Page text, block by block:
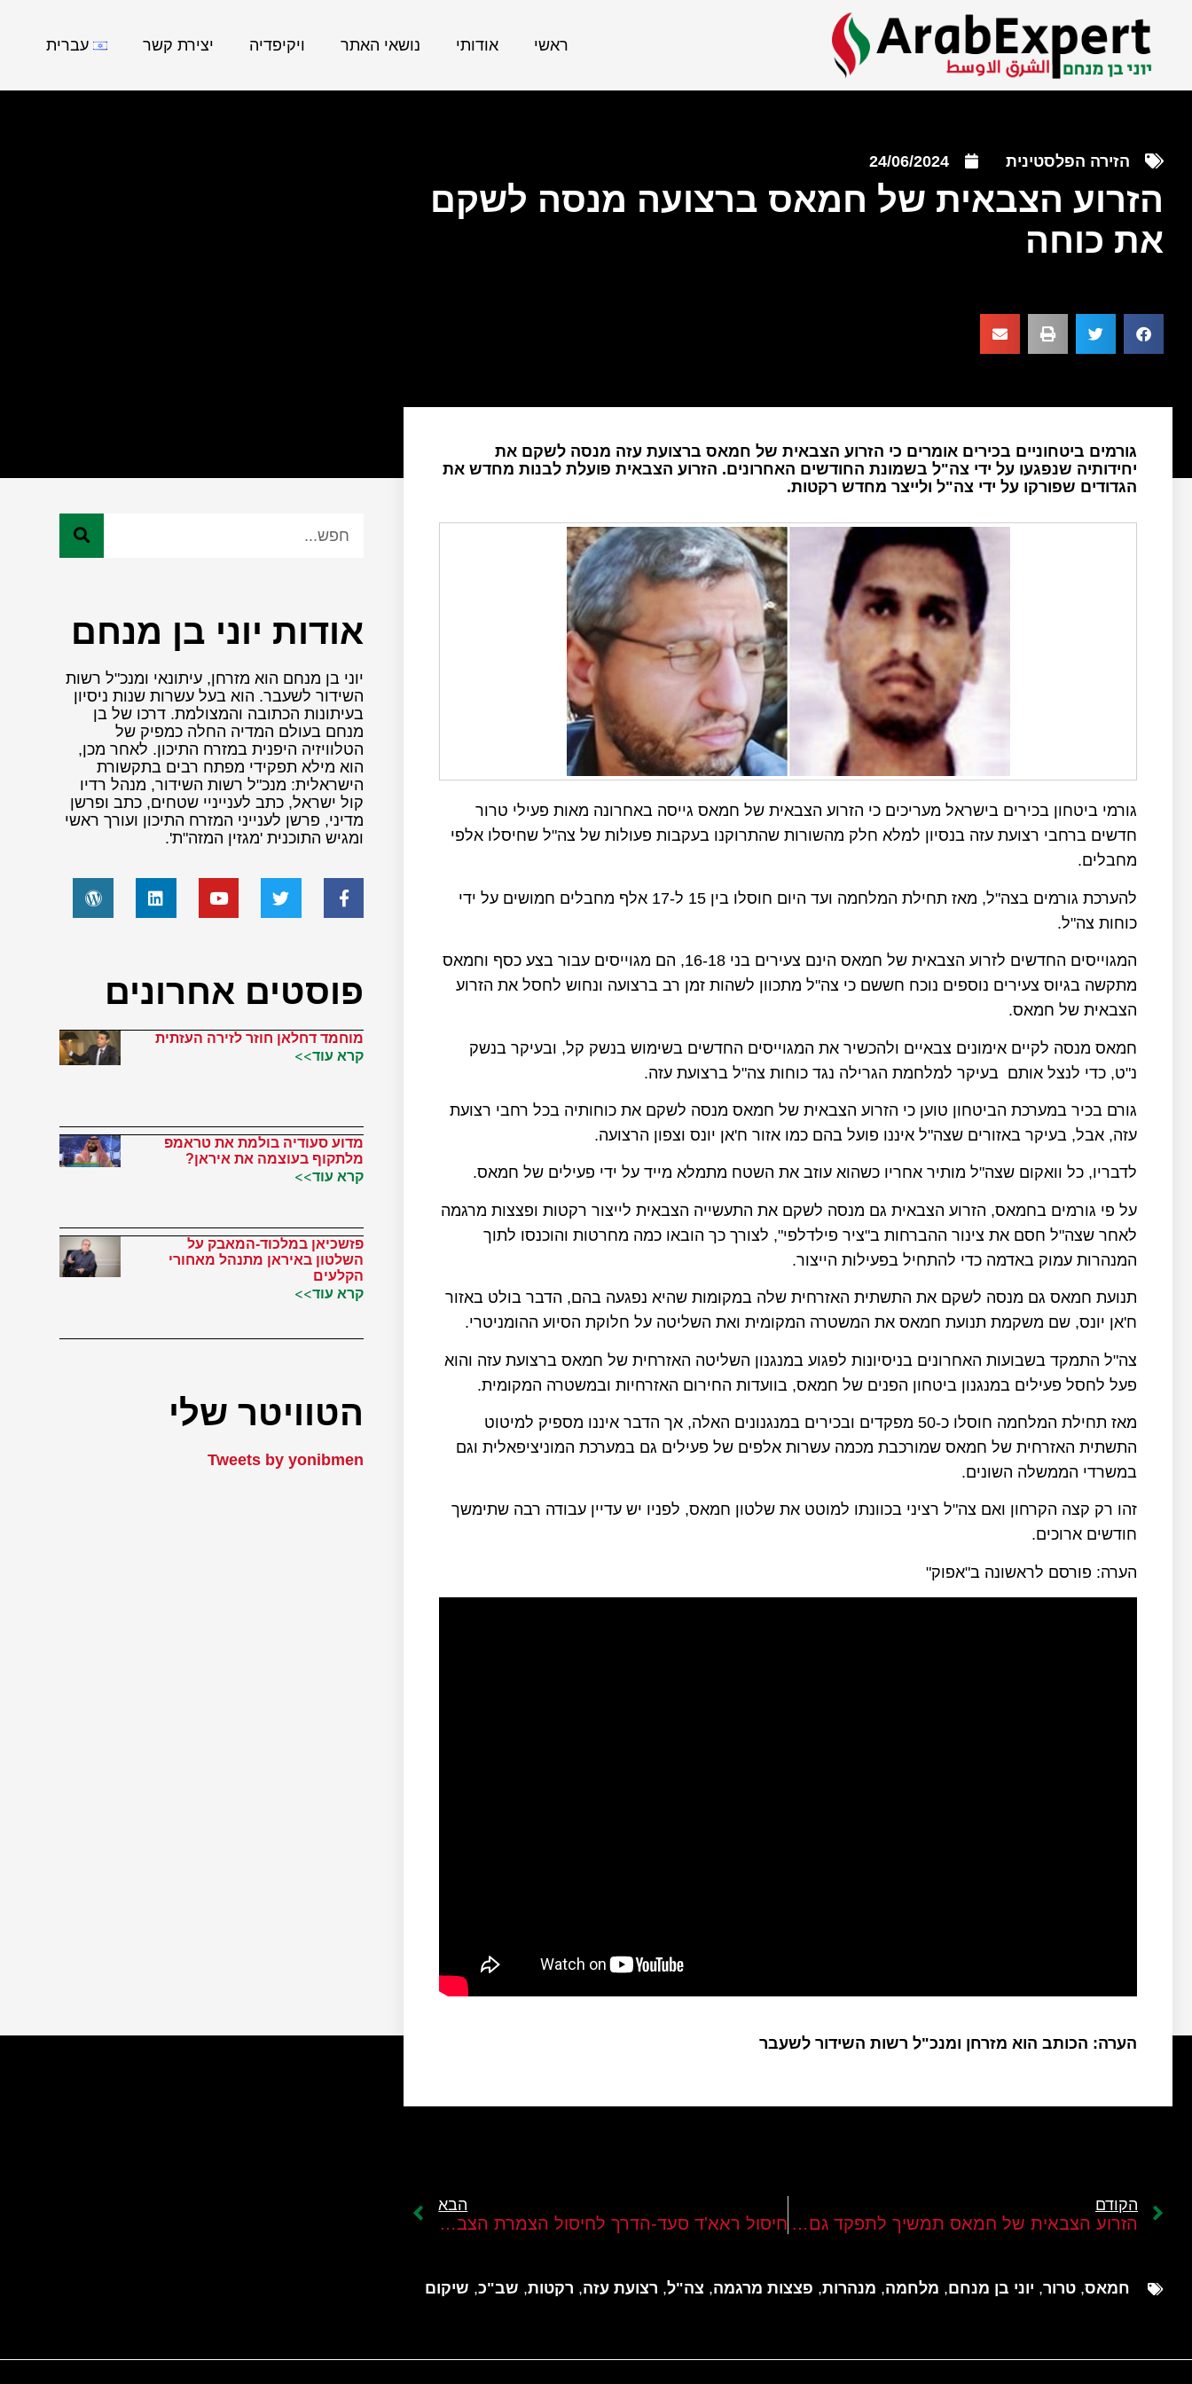
ראשי אודותי נושאי האתר ויקיפדיה יצירת קשר עברית
הזירה הפלסטינית 24/06/2024
הזרוע הצבאית של חמאס ברצועה מנסה לשקם
את כוחה
גורמים ביטחוניים בכירים אומרים כי הזרוע הצבאית של חמאס ברצועת עזה מנסה לשקם את
יחידותיה שנפגעו על ידי צה"ל בשמונת החודשים האחרונים. הזרוע הצבאית פועלת לבנות מחדש את
הגדודים שפורקו על ידי צה"ל ולייצר מחדש רקטות.
גורמי ביטחון בכירים בישראל מעריכים כי הזרוע הצבאית של חמאס גייסה באחרונה מאות פעילי טרור
חדשים ברחבי רצועת עזה בנסיון למלא חלק מהשורות שהתרוקנו בעקבות פעולות של צה"ל שחיסלו אלפי
מחבלים.
להערכת גורמים בצה"ל, מאז תחילת המלחמה ועד היום חוסלו בין 15 ל-17 אלף מחבלים חמושים על ידי
כוחות צה"ל.
המגוייסים החדשים לזרוע הצבאית של חמאס הינם צעירים בני 16-18, הם מגוייסים עבור בצע כסף וחמאס
מתקשה בגיוס צעירים נוספים נוכח חששם כי צה"ל מתכוון לשהות זמן רב ברצועה ונחוש לחסל את הזרוע
הצבאית של חמאס.
חמאס מנסה לקיים אימונים צבאיים ולהכשיר את המגוייסים החדשים בשימוש בנשק קל, ובעיקר בנשק
נ"ט, כדי לנצל אותם בעיקר למלחמת הגרילה נגד כוחות צה"ל ברצועת עזה.
גורם בכיר במערכת הביטחון טוען כי הזרוע הצבאית של חמאס מנסה לשקם את כוחותיה בכל רחבי רצועת
עזה, אבל, בעיקר באזורים שצה"ל איננו פועל בהם כמו אזור ח'אן יונס וצפון הרצועה.
לדבריו, כל וואקום שצה"ל מותיר אחריו כשהוא עוזב את השטח מתמלא מייד על ידי פעילים של חמאס.
על פי גורמים בחמאס, הזרוע הצבאית גם מנסה לשקם את התעשייה הצבאית לייצור רקטות ופצצות מרגמה
לאחר שצה"ל חסם את צינור ההברחות ב"ציר פילדלפי", לצורך כך הובאו כמה מחרטות והוכנסו לתוך
המנהרות עמוק באדמה כדי להתחיל בפעילות הייצור.
תנועת חמאס גם מנסה לשקם את התשתית האזרחית שלה במקומות שהיא נפגעה בהם, הדבר בולט באזור
ח'אן יונס, שם משקמת תנועת חמאס את המשטרה המקומית ואת השליטה על חלוקת הסיוע ההומניטרי.
צה"ל התמקד בשבועות האחרונים בניסיונות לפגוע במנגנון השליטה האזרחית של חמאס ברצועת עזה והוא
פעל לחסל פעילים במנגנון ביטחון הפנים של חמאס, בוועדות החירום האזרחיות ובמשטרה המקומית.
מאז תחילת המלחמה חוסלו כ-50 מפקדים ובכירים במנגנונים האלה, אך הדבר איננו מספיק למיטוט
התשתית האזרחית של חמאס שמורכבת מכמה עשרות אלפים של פעילים גם במערכת המוניציפאלית וגם
במשרדי הממשלה השונים.
זהו רק קצה הקרחון ואם צה"ל רציני בכוונתו למוטט את שלטון חמאס, לפניו יש עדיין עבודה רבה שתימשך
חודשים ארוכים.
הערה: פורסם לראשונה ב"אפוק"
הערה: הכותב הוא מזרחן ומנכ"ל רשות השידור לשעבר
אודות יוני בן מנחם
יוני בן מנחם הוא מזרחן, עיתונאי ומנכ"ל רשות
השידור לשעבר. הוא בעל עשרות שנות ניסיון
בעיתונות הכתובה והמצולמת. דרכו של בן
מנחם בעולם המדיה החלה כמפיק של
הטלוויזיה היפנית במזרח התיכון. לאחר מכן,
הוא מילא תפקידי מפתח רבים בתקשורת
הישראלית: מנכ"ל רשות השידור, מנהל רדיו
קול ישראל, כתב לענייניי שטחים, כתב ופרשן
מדיני, פרשן לענייני המזרח התיכון ועורך ראשי
ומגיש התוכנית 'מגזין המזה"ת'.
פוסטים אחרונים
מוחמד דחלאן חוזר לזירה העזתית
קרא עוד>>
מדוע סעודיה בולמת את טראמפ
מלתקוף בעוצמה את איראן?
קרא עוד>>
פזשכיאן במלכוד-המאבק על
השלטון באיראן מתנהל מאחורי
הקלעים
קרא עוד>>
הטוויטר שלי
Tweets by yonibmen
הקודם
הזרוע הצבאית של חמאס תמשיך לתפקד גם לאחר פירוק 24 הגדודים שלה ברצועה
הבא
חיסול ראא'ד סעד-הדרך לחיסול הצמרת הצבאית של חמאס ברצועה עדיין ארוכה
חמאס, טרור, יוני בן מנחם, מלחמה, מנהרות, פצצות מרגמה, צה"ל, רצועת עזה, רקטות, שב"כ, שיקום